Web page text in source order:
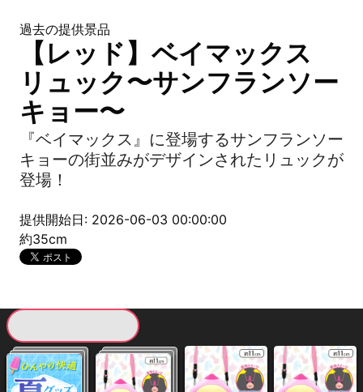
過去の提供景品
【レッド】ベイマックス
リュック〜サンフランソー
キョー〜
『ベイマックス』に登場するサンフランソー
キョーの街並みがデザインされたリュックが
登場！
提供開始日: 2026-06-03 00:00:00
約35cm